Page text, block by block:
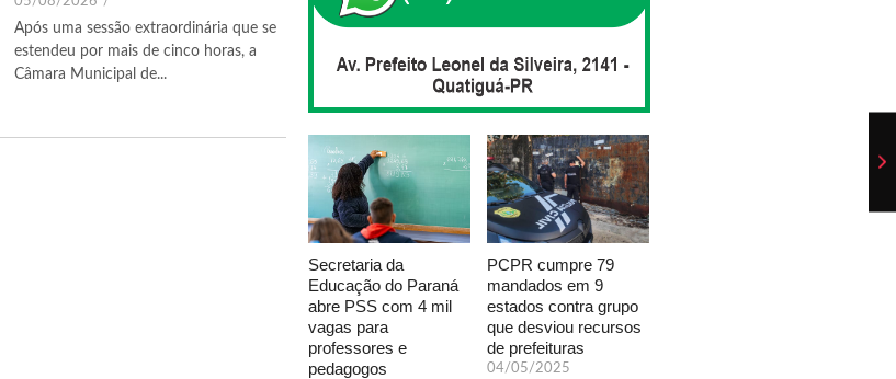
Após uma sessão extraordinária que se
estendeu por mais de cinco horas, a
Câmara Municipal de...
Secretaria da
Educação do Paraná
abre PSS com 4 mil
vagas para
professores e
pedagogos
PCPR cumpre 79
mandados em 9
estados contra grupo
que desviou recursos
de prefeituras
04/05/2025